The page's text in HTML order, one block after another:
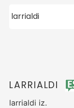
LARRIALDI
larrialdi iz.